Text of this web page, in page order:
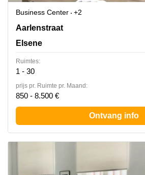
Business Center
+2
Rue d'Arlon 25, Elsene
Aarlenstraat
Elsene
Ruimtes:
1 - 30
prijs pr. Ruimte pr. Maand:
850 - 8.500 €
Ontvang info